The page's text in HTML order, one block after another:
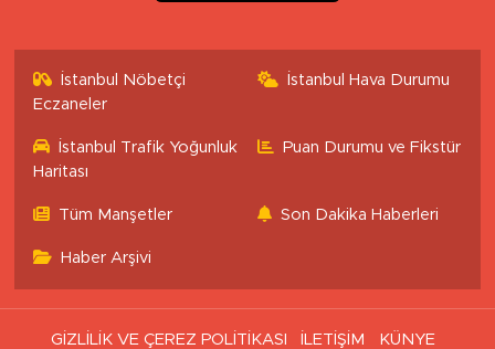
İstanbul Nöbetçi
Eczaneler
İstanbul Hava Durumu
İstanbul Trafik Yoğunluk
Haritası
Puan Durumu ve Fikstür
Tüm Manşetler Son Dakika Haberleri
Haber Arşivi
GİZLİLİK VE ÇEREZ POLİTİKASI İLETİŞİM
KÜNYE